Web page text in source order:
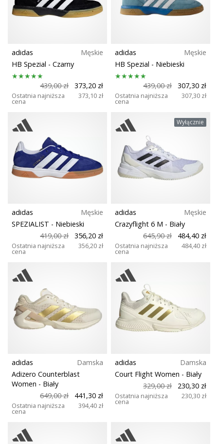
nowe
buty
ręcznej
PUMA
Accelerate
SQD
5!
Odkryj
innowacje
techniczne
przekonaj
się,
czy
25. 11. 2024
2 min. czytanie
ambasadorem
Weplayhandball
Czy
jesteś
maniakiem
piłki
jak
my?
Dołącz
nas
jako
ambasador
Weplayhandball
Rozmiar
Wsparcie dla biustonosza
Zespół
Kolekcja
Komfort i amortyzacja
Drop (mm)
Krój
Funkcja
Model
Plac zabaw
Sezon
adidas
Męskie
HB Spezial - Czarny
439,00 zł 373,20 zł
Ostatnia najniższa
cena
373,10 zł
adidas
Męskie
HB Spezial - Niebieski
439,00 zł 307,30 zł
Ostatnia najniższa
cena
307,30 zł
adidas
Męskie
SPEZIALIST - Niebieski
419,00 zł
356,20 zł
Ostatnia najniższa
cena
356,20 zł
Wyłącznie
adidas
Męskie
Crazyflight 6 M - Biały
645,90 zł
484,40 zł
Ostatnia najniższa
cena
484,40 zł
adidas
Damska
Adizero Counterblast
Women - Biały
649,00 zł
441,30 zł
Ostatnia najniższa
cena
394,40 zł
adidas
Damska
Court Flight Women - Biały
329,00 zł
230,30 zł
Ostatnia najniższa
cena
230,30 zł